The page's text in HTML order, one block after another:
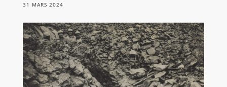
31 MARS 2024